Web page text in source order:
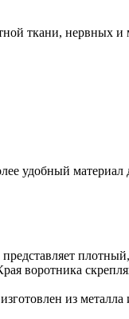
ткани, нервных
удобный материал
воротника
из металла